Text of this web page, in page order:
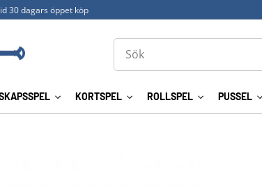
30 dagars öppet köp
KORTSPEL ROLLSPEL PUSSEL